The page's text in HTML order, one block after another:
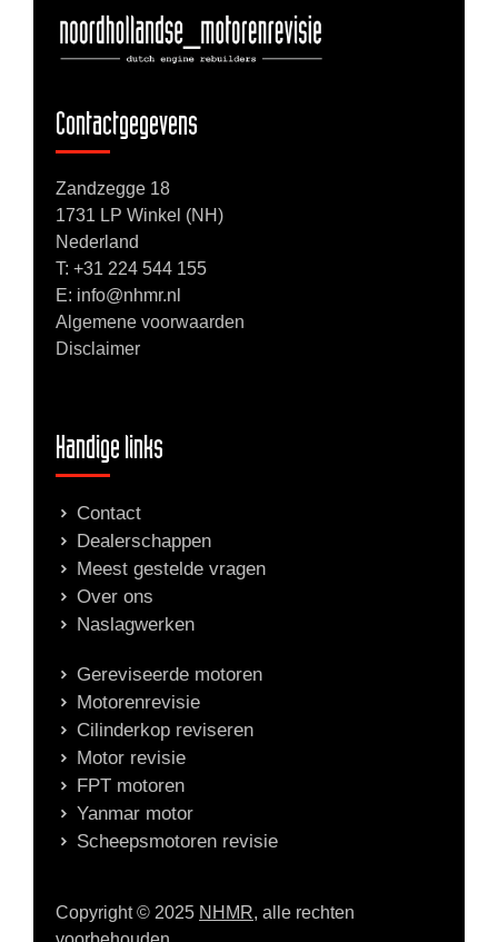
Contactgegevens
Zandzegge 18
1731 LP Winkel (NH)
Nederland
T: +31 224 544 155
E: info@nhmr.nl
Algemene voorwaarden
Disclaimer
Handige links
Contact
Dealerschappen
Meest gestelde vragen
Over ons
Naslagwerken
Gereviseerde motoren
Motorenrevisie
Cilinderkop reviseren
Motor revisie
FPT motoren
Yanmar motor
Scheepsmotoren revisie
Copyright © 2025 NHMR, alle rechten